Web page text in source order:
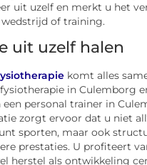
uit uzelf en merkt u het
of training.
uit uzelf halen
komt alles
in Culemborg
personal trainer in
zorgt ervoor dat u niet
sporten, maar ook
prestaties. U profiteert
herstel als ontwikkeling